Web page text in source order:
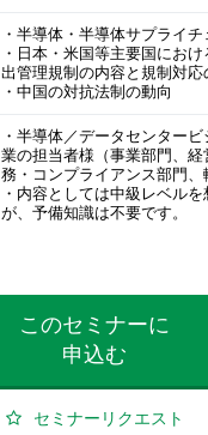
・半導体・半導体サプライ
・日本・米国等主要国にお
出管理規制の内容と規制対応
・中国の対抗法制の動向
・半導体／データセンター
業の担当者様（事業部門、経
務・コンプライアンス部門、
・内容としては中級レベル
が、予備知識は不要です。
このセミナーに
申込む
セミナーリクエスト